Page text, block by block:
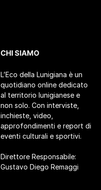
CHI SIAMO
L’Eco della Lunigiana è un
quotidiano online dedicato
al territorio lunigianese e
non solo. Con interviste,
inchieste, video,
approfondimenti e report di
eventi culturali e sportivi.
Direttore Responsabile:
Gustavo Diego Remaggi